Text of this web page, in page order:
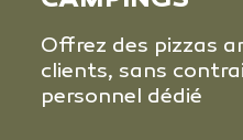
Offrez des pizzas
clients, sans
personnel dédié